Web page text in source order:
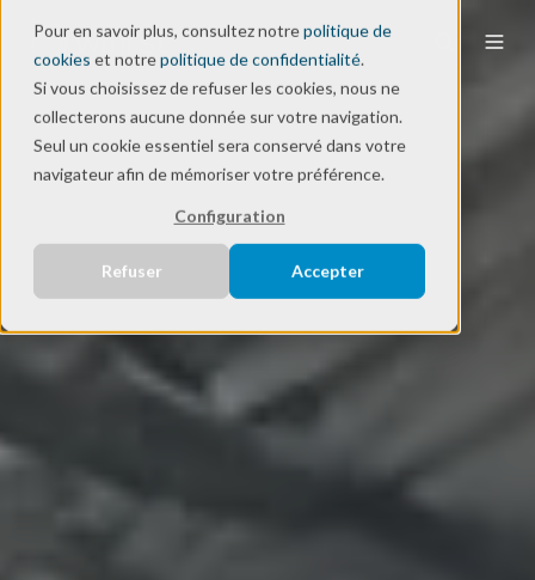
Pour en savoir plus, consultez notrepolitique de
cookies et notrepolitique de confidentialité.
Si vous choisissez de refuser les cookies, nous ne
collecterons aucune donnée sur votre navigation.
Seul un cookie essentiel sera conservé dans votre
navigateur afin de mémoriser votre préférence.
Configuration
Refuser Accepter